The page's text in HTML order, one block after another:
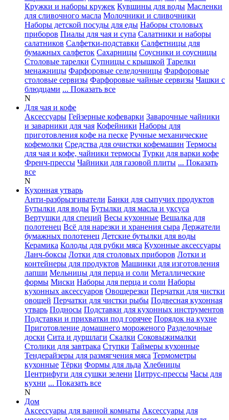
Кружки и наборы кружек Кувшины для воды Масленки
для сливочного масла Молочники и сливочники
Наборы детской посуды для еды Наборы столовых
приборов Пиалы для чая и супа Салатники и наборы
салатников Салфетки-подставки Салфетницы для
бумажных салфеток Сахарницы Соусники и соусницы
Столовые тарелки Супницы с крышкой Тарелки
менажницы Фарфоровые селедочницы Фарфоровые
столовые сервизы Фарфоровые чайные сервизы Чашки с
блюдцами ... Показать все
N
Для чая и кофе
Аксессуары Гейзерные кофеварки Заварочные чайники
и заварники для чая Кофейники Наборы для
приготовления кофе на песке Ручные механические
кофемолки Средства для очистки кофемашин Термосы
для чая и кофе, чайники термосы Турки для варки кофе
Френч-прессы Чайники для газовой плиты ... Показать
все
N
Кухонная утварь
Анти-разбрызгиватели Банки для сыпучих продуктов
Бутылки для воды Бутылки для масла и уксуса
Вертушки для специй Весы кухонные Вешалка для
полотенец Всё для нарезки и хранения сыра Держатели
бумажных полотенец Детские бутылки для воды
Керамика Колоды для рубки мяса Кухонные аксессуары
Ланч-боксы Лотки для столовых приборов Лотки и
контейнеры для продуктов Машинки для изготовления
лапши Мельницы для перца и соли Металлические
формы Миски Наборы для перца и соли Наборы
кухонных аксессуаров Овощерезки Перчатки для чистки
овощей Перчатки для чистки рыбы Подвесная кухонная
утварь Подносы Подставки для кухонных инструментов
Подставки и прихватки под горячее Порядок на кухне
Приготовление домашнего мороженого Разделочные
доски Сита и дуршлаги Скалки Соковыжималки
Столики для завтрака Ступки Таймеры кухонные
Тендерайзеры для размягчения мяса Термометры
кухонные Тёрки Формы для льда Хлебницы
Центрифуги для сушки зелени Цитрус-прессы Часы для
кухни ... Показать все
N
Дом
Аксессуары для ванной комнаты Аксессуары для